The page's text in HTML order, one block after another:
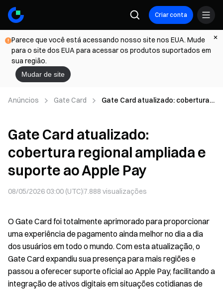
Criar conta
Parece que você está acessando nosso site nos EUA. Mude
para o site dos EUA para acessar os produtos suportados em
sua região.
Mudar de site
Anúncios Gate Card
Gate Card atualizado: cobertura
Gate Card atualizado:
cobertura regional ampliada e
suporte ao Apple Pay
08/05/2026 03:00 (UTC)7.888 visualizações
O Gate Card foi totalmente aprimorado para proporcionar
uma experiência de pagamento ainda melhor no dia a dia
dos usuários em todo o mundo. Com esta atualização, o
Gate Card expandiu sua presença para mais regiões e
passou a oferecer suporte oficial ao Apple Pay, facilitando a
integração de ativos digitais em situações cotidianas de